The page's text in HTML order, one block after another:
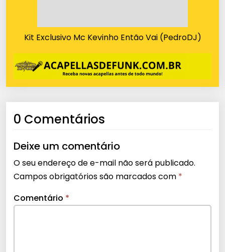
Kit Exclusivo Mc Kevinho Então Vai (PedroDJ)
0 Comentários
Deixe um comentário
O seu endereço de e-mail não será publicado.
Campos obrigatórios são marcados com *
Comentário *